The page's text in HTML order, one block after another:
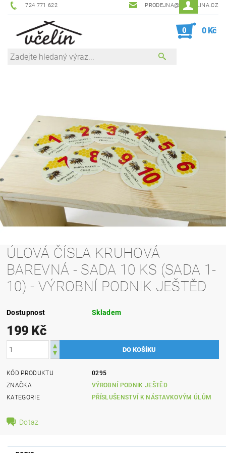
724 771 622 PRODEJNA@ZEVCELINA.CZ
0 0 Kč
ÚLOVÁ ČÍSLA KRUHOVÁ
BAREVNÁ - SADA 10 KS (SADA 1-
10) - VÝROBNÍ PODNIK JEŠTĚD
Dostupnost Skladem
199 Kč
KÓD PRODUKTU
0295
ZNAČKA
VÝROBNÍ PODNIK JEŠTĚD
KATEGORIE
PŘÍSLUŠENSTVÍ K NÁSTAVKOVÝM ÚLŮM
Dotaz